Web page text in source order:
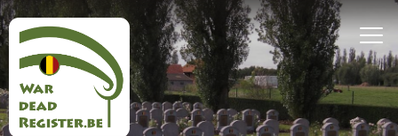
Overslaan
en
naar
de
inhoud
gaan